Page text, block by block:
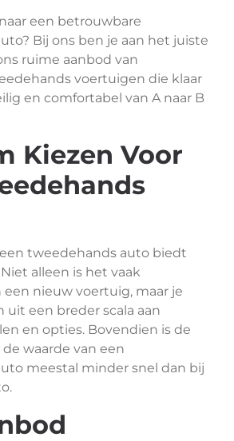
een betrouwbare
Bij ons ben je aan het juiste
ruime aanbod van
voertuigen die klaar
en comfortabel van A naar B
Kiezen Voor
tweedehands auto biedt
alleen is het vaak
nieuw voertuig, maar je
uit een breder scala aan
en opties. Bovendien is de
waarde van een
meestal minder snel dan bij